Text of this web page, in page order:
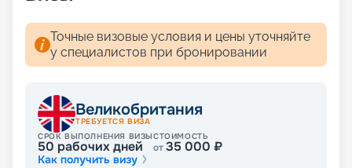
Точные визовые условия и цены уточняйте
у специалистов при бронировании
Великобритания
ТРЕБУЕТСЯ ВИЗА
СРОК ВЫПОЛНЕНИЯ ВИЗЫ
50 рабочих дней
СТОИМОСТЬ
от35 000 ₽
Как получить визу